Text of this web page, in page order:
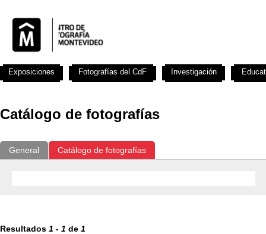
Catálogo de fotografías
General Catálogo de fotografías
Resultados 1 - 1 de 1
Exposiciones Fotografías del CdF Investigación